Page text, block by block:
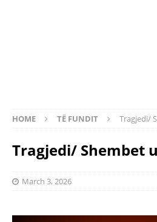
HOME TË FUNDIT Tragjedi/
Tragjedi/ Shembet
March 3, 2026